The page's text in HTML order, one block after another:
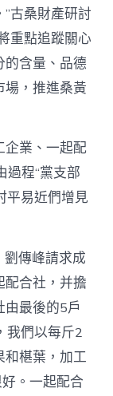
古桑財產研討
重點追蹤關心
的含量、品德
場，推進桑黃
企業、一起配
過程“黨支部
平易近們增見
傳峰請求成
配合社，并擔
最後的5戶
我們以每斤2
和椹葉，加工
。一起配合